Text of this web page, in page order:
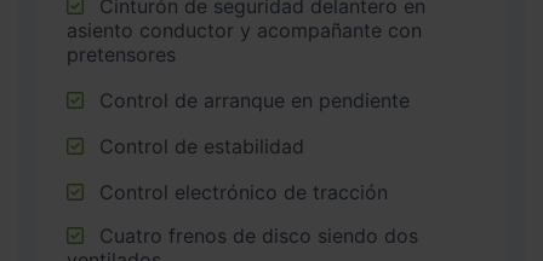
asiento conductor y acompañante con
pretensores
Control de arranque en pendiente
Control de estabilidad
Control electrónico de tracción